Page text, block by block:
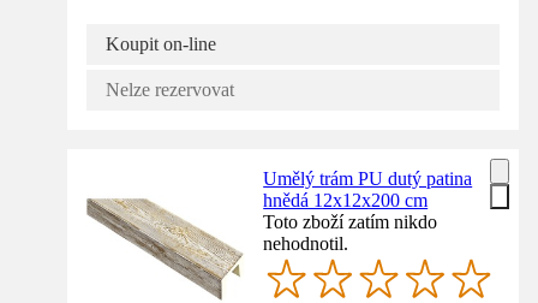
Koupit on-line
Nelze rezervovat
Umělý trám PU dutý patina
hnědá 12x12x200 cm
Toto zboží zatím nikdo
nehodnotil.